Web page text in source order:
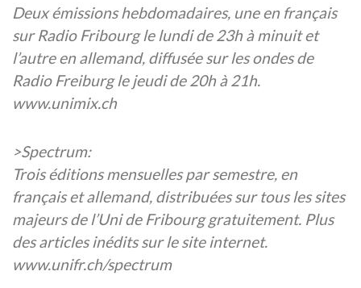
Deux émissions hebdomadaires, une en français
sur Radio Fribourg le lundi de 23h à minuit et
l’autre en allemand, diffusée sur les ondes de
Radio Freiburg le jeudi de 20h à 21h.
www.unimix.ch
>Spectrum:
Trois éditions mensuelles par semestre, en
français et allemand, distribuées sur tous les sites
majeurs de l’Uni de Fribourg gratuitement. Plus
des articles inédits sur le site internet.
www.unifr.ch/spectrum